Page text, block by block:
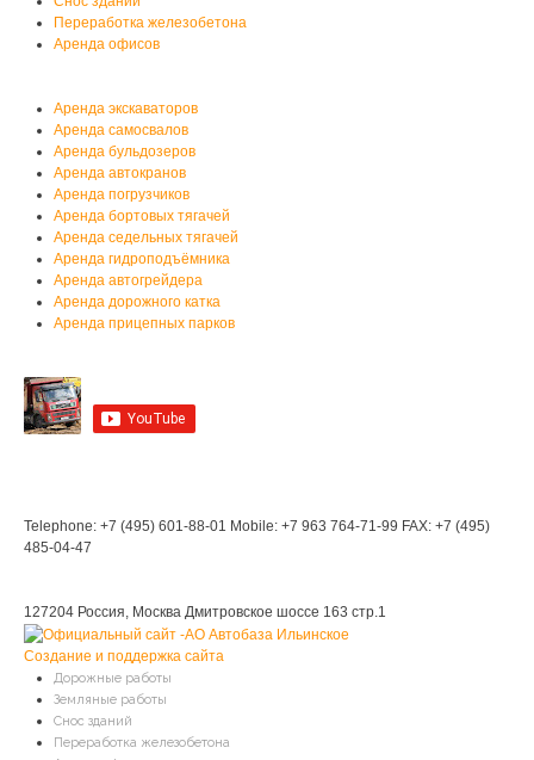
Переработка железобетона
Аренда офисов
Аренда экскаваторов
Аренда самосвалов
Аренда бульдозеров
Аренда автокранов
Аренда погрузчиков
Аренда бортовых тягачей
Аренда седельных тягачей
Аренда гидроподъёмника
Аренда автогрейдера
Аренда дорожного катка
Аренда прицепных парков
Telephone: +7 (495) 601-88-01 Mobile: +7 963 764-71-99 FAX: +7 (495)
485-04-47
127204 Россия, Москва Дмитровское шоссе 163 стр.1
Создание и поддержка сайта
Дорожные работы
Земляные работы
Снос зданий
Переработка железобетона